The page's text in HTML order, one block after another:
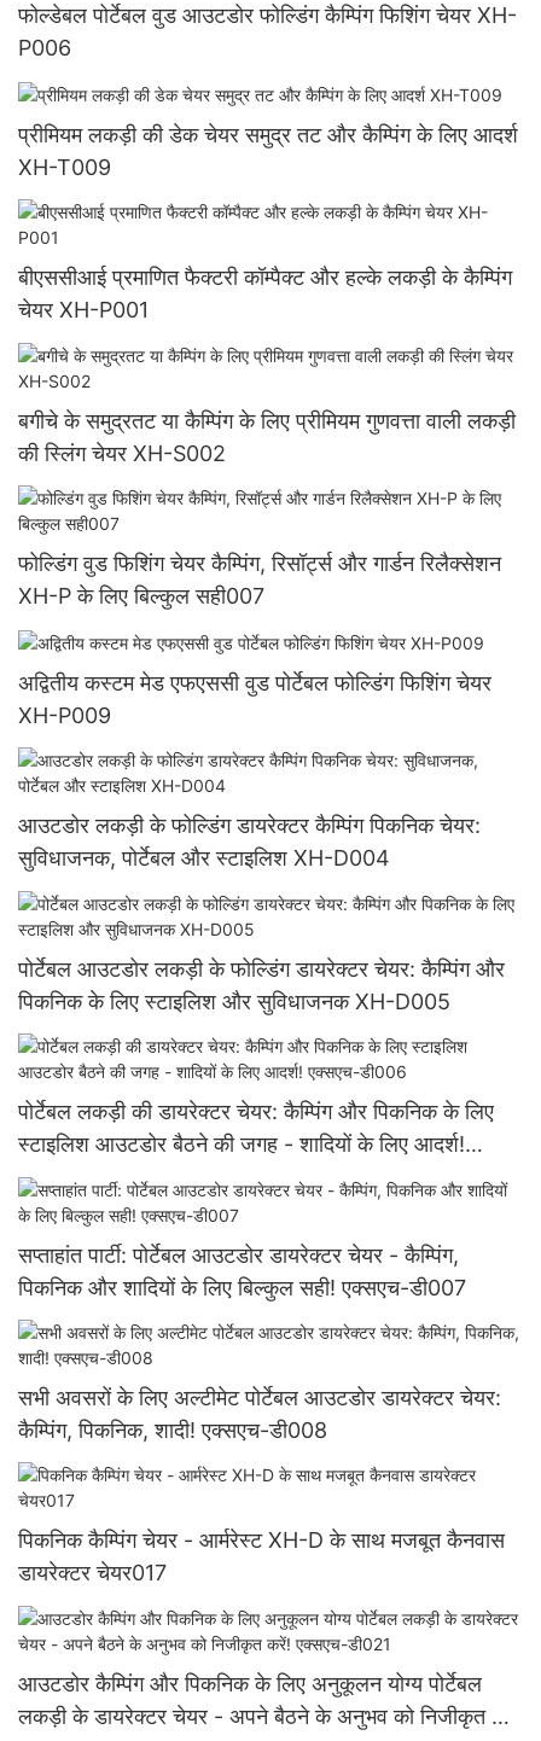
फोल्डेबल पोर्टेबल वुड आउटडोर फोल्डिंग कैम्पिंग फिशिंग चेयर XH-
P006
प्रीमियम लकड़ी की डेक चेयर समुद्र तट और कैम्पिंग के लिए आदर्श
XH-T009
बीएससीआई प्रमाणित फैक्टरी कॉम्पैक्ट और हल्के लकड़ी के कैम्पिंग
चेयर XH-P001
बगीचे के समुद्रतट या कैम्पिंग के लिए प्रीमियम गुणवत्ता वाली लकड़ी
की स्लिंग चेयर XH-S002
फोल्डिंग वुड फिशिंग चेयर कैम्पिंग, रिसॉर्ट्स और गार्डन रिलैक्सेशन
XH-P के लिए बिल्कुल सही007
अद्वितीय कस्टम मेड एफएससी वुड पोर्टेबल फोल्डिंग फिशिंग चेयर
XH-P009
आउटडोर लकड़ी के फोल्डिंग डायरेक्टर कैम्पिंग पिकनिक चेयर:
सुविधाजनक, पोर्टेबल और स्टाइलिश XH-D004
पोर्टेबल आउटडोर लकड़ी के फोल्डिंग डायरेक्टर चेयर: कैम्पिंग और
पिकनिक के लिए स्टाइलिश और सुविधाजनक XH-D005
पोर्टेबल लकड़ी की डायरेक्टर चेयर: कैम्पिंग और पिकनिक के लिए
स्टाइलिश आउटडोर बैठने की जगह - शादियों के लिए आदर्श!
एक्सएच-डी006
सप्ताहांत पार्टी: पोर्टेबल आउटडोर डायरेक्टर चेयर - कैम्पिंग,
पिकनिक और शादियों के लिए बिल्कुल सही! एक्सएच-डी007
सभी अवसरों के लिए अल्टीमेट पोर्टेबल आउटडोर डायरेक्टर चेयर:
कैम्पिंग, पिकनिक, शादी! एक्सएच-डी008
पिकनिक कैम्पिंग चेयर - आर्मरेस्ट XH-D के साथ मजबूत कैनवास
डायरेक्टर चेयर017
आउटडोर कैम्पिंग और पिकनिक के लिए अनुकूलन योग्य पोर्टेबल
लकड़ी के डायरेक्टर चेयर - अपने बैठने के अनुभव को निजीकृत करें!